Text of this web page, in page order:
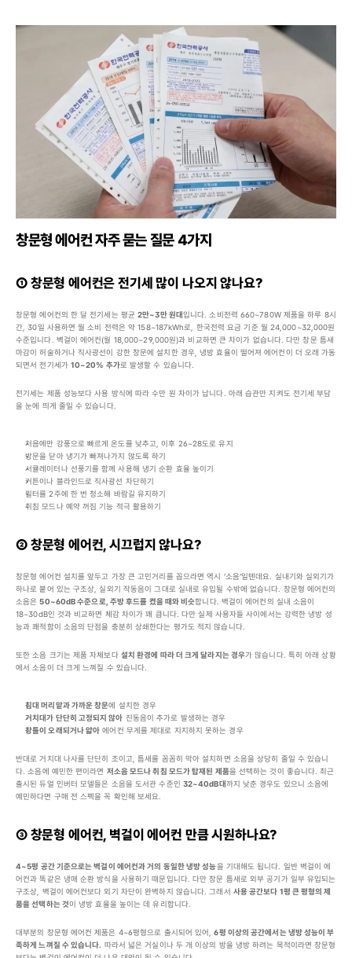
창문형 에어컨 자주 묻는 질문 4가지
① 창문형 에어컨은 전기세 많이 나오지 않나요?
창문형 에어컨의 한 달 전기세는 평균 2만~3만 원대입니다. 소비전력 660~780W 제품을 하루 8시
간, 30일 사용하면 월 소비 전력은 약 158~187kWh로, 한국전력 요금 기준 월 24,000~32,000원
수준입니다. 벽걸이 에어컨(월 18,000~29,000원)과 비교하면 큰 차이가 없습니다. 다만 창문 틈새
마감이 허술하거나 직사광선이 강한 창문에 설치한 경우, 냉방 효율이 떨어져 에어컨이 더 오래 가동
되면서 전기세가 10~20% 추가로 발생할 수 있습니다.
전기세는 제품 성능보다 사용 방식에 따라 수만 원 차이가 납니다. 아래 습관만 지켜도 전기세 부담
을 눈에 띄게 줄일 수 있습니다.
처음에만 강풍으로 빠르게 온도를 낮추고, 이후 26~28도로 유지
방문을 닫아 냉기가 빠져나가지 않도록 하기
서큘레이터나 선풍기를 함께 사용해 냉기 순환 효율 높이기
커튼이나 블라인드로 직사광선 차단하기
필터를 2주에 한 번 청소해 바람길 유지하기
취침 모드나 예약 꺼짐 기능 적극 활용하기
② 창문형 에어컨, 시끄럽지 않나요?
창문형 에어컨 설치를 앞두고 가장 큰 고민거리를 꼽으라면 역시 ‘소음’일텐데요. 실내기와 실외기가
하나로 붙어 있는 구조상, 실외기 작동음이 그대로 실내로 유입될 수밖에 없습니다. 창문형 에어컨의
소음은 50~60dB 수준으로, 주방 후드를 켰을 때와 비슷합니다. 벽걸이 에어컨의 실내 소음이
18~30dB인 것과 비교하면 체감 차이가 꽤 큽니다. 다만 실제 사용자들 사이에서는 강력한 냉방 성
능과 쾌적함이 소음의 단점을 충분히 상쇄한다는 평가도 적지 않습니다.
또한 소음 크기는 제품 자체보다 설치 환경에 따라 더 크게 달라지는 경우가 많습니다. 특히 아래 상황
에서 소음이 더 크게 느껴질 수 있습니다.
침대 머리맡과 가까운 창문에 설치한 경우
거치대가 단단히 고정되지 않아 진동음이 추가로 발생하는 경우
창틀이 오래되거나 얇아 에어컨 무게를 제대로 지지하지 못하는 경우
반대로 거치대 나사를 단단히 조이고, 틈새를 꼼꼼히 막아 설치하면 소음을 상당히 줄일 수 있습니
다. 소음에 예민한 편이라면 저소음 모드나 취침 모드가 탑재된 제품을 선택하는 것이 좋습니다. 최근
출시된 듀얼 인버터 모델들은 소음을 도서관 수준인 32~40dB대까지 낮춘 경우도 있으니 소음에
예민하다면 구매 전 스펙을 꼭 확인해 보세요.
③ 창문형 에어컨, 벽걸이 에어컨 만큼 시원하나요?
4~5평 공간 기준으로는 벽걸이 에어컨과 거의 동일한 냉방 성능을 기대해도 됩니다. 일반 벽걸이 에
어컨과 똑같은 냉매 순환 방식을 사용하기 때문입니다. 다만 창문 틈새로 외부 공기가 일부 유입되는
구조상, 벽걸이 에어컨보다 외기 차단이 완벽하지 않습니다. 그래서 사용 공간보다 1평 큰 평형의 제
품을 선택하는 것이 냉방 효율을 높이는 데 유리합니다.
대부분의 창문형 에어컨 제품은 4~6평형으로 출시되어 있어, 6평 이상의 공간에서는 냉방 성능이 부
족하게 느껴질 수 있습니다. 따라서 넓은 거실이나 두 개 이상의 방을 냉방 하려는 목적이라면 창문형